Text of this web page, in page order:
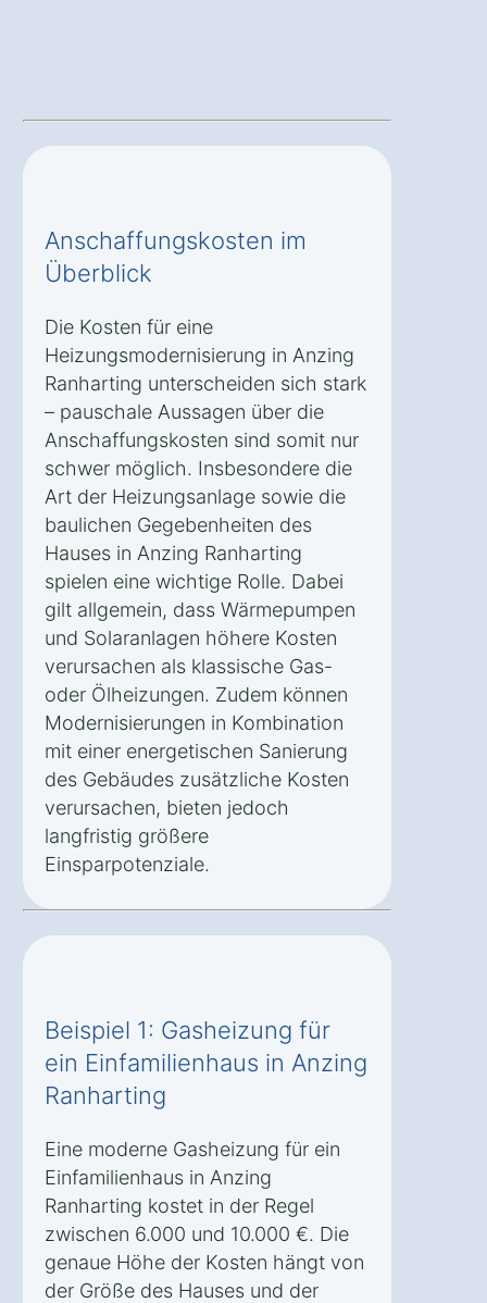
Anschaffungskosten im
Überblick
Die Kosten für eine
Heizungsmodernisierung in Anzing
Ranharting unterscheiden sich stark
– pauschale Aussagen über die
Anschaffungskosten sind somit nur
schwer möglich. Insbesondere die
Art der Heizungsanlage sowie die
baulichen Gegebenheiten des
Hauses in Anzing Ranharting
spielen eine wichtige Rolle. Dabei
gilt allgemein, dass Wärmepumpen
und Solaranlagen höhere Kosten
verursachen als klassische Gas-
oder Ölheizungen. Zudem können
Modernisierungen in Kombination
mit einer energetischen Sanierung
des Gebäudes zusätzliche Kosten
verursachen, bieten jedoch
langfristig größere
Einsparpotenziale.
Beispiel 1: Gasheizung für
ein Einfamilienhaus in Anzing
Ranharting
Eine moderne Gasheizung für ein
Einfamilienhaus in Anzing
Ranharting kostet in der Regel
zwischen 6.000 und 10.000 €. Die
genaue Höhe der Kosten hängt von
der Größe des Hauses und der